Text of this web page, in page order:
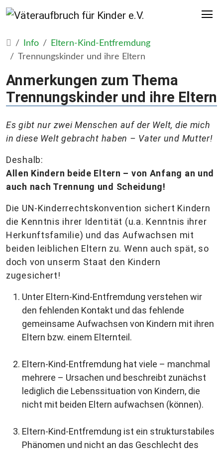
Info
Eltern-Kind-Entfremdung
Trennungskinder und ihre Eltern
Anmerkungen zum Thema
Trennungskinder und ihre Eltern
Es gibt nur zwei Menschen auf der Welt, die mich
in diese Welt gebracht haben – Vater und Mutter!
Deshalb:
Allen Kindern beide Eltern – von Anfang an und
auch nach Trennung und Scheidung!
Die UN-Kinderrechtskonvention sichert Kindern
die Kenntnis ihrer Identität (u.a. Kenntnis ihrer
Herkunftsfamilie) und das Aufwachsen mit
beiden leiblichen Eltern zu. Wenn auch spät, so
doch von unserm Staat den Kindern
zugesichert!
Unter Eltern-Kind-Entfremdung verstehen wir
den fehlenden Kontakt und das fehlende
gemeinsame Aufwachsen von Kindern mit ihren
Eltern bzw. einem Elternteil.
Eltern-Kind-Entfremdung hat viele – manchmal
mehrere – Ursachen und beschreibt zunächst
lediglich die Lebenssituation von Kindern, die
nicht mit beiden Eltern aufwachsen (können).
Eltern-Kind-Entfremdung ist ein strukturstabiles
Phänomen und nicht an das Geschlecht des